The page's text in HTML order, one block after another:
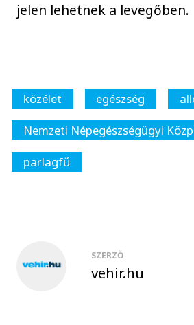
jelen lehetnek a levegőben.
közélet egészség
Nemzeti Népegészségügyi
parlagfű
SZERZŐ
vehir.hu